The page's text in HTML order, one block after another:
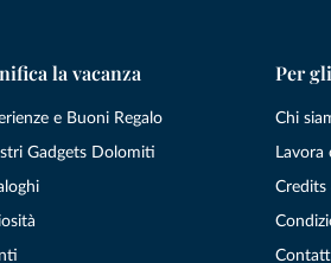
la vacanza
e Buoni Regalo
Gadgets Dolomiti
Per
Chi
Lavora
Credits